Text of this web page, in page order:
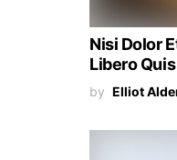
Nisi Dolor
Libero Quis
by Elliot